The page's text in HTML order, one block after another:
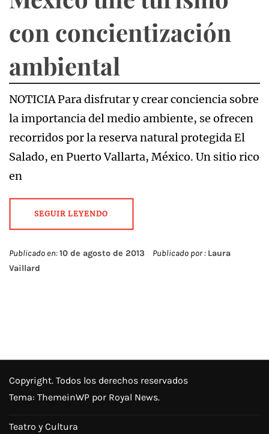
con concientización
ambiental
NOTICIA Para disfrutar y crear conciencia sobre
la importancia del medio ambiente, se ofrecen
recorridos por la reserva natural protegida El
Salado, en Puerto Vallarta, México. Un sitio rico
en
SEGUIR LEYENDO
Publicado en:10 de agosto de 2013 Publicado por : Laura
Vaillard
Copyright. Todos los derechos reservados
Tema: ThemeinWP por Royal News.
Teatro y Cultura